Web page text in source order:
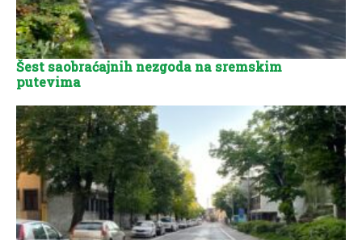
Šest saobraćajnih nezgoda na sremskim
putevima